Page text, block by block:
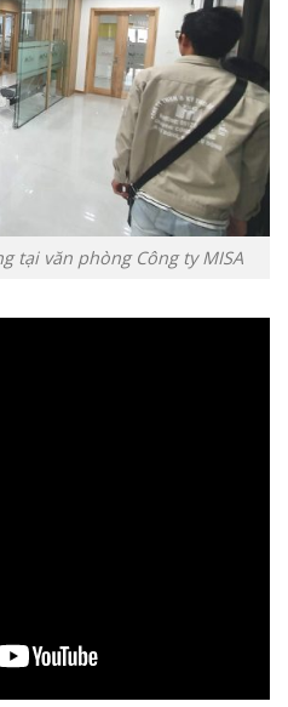
tại văn phòng Công ty MISA